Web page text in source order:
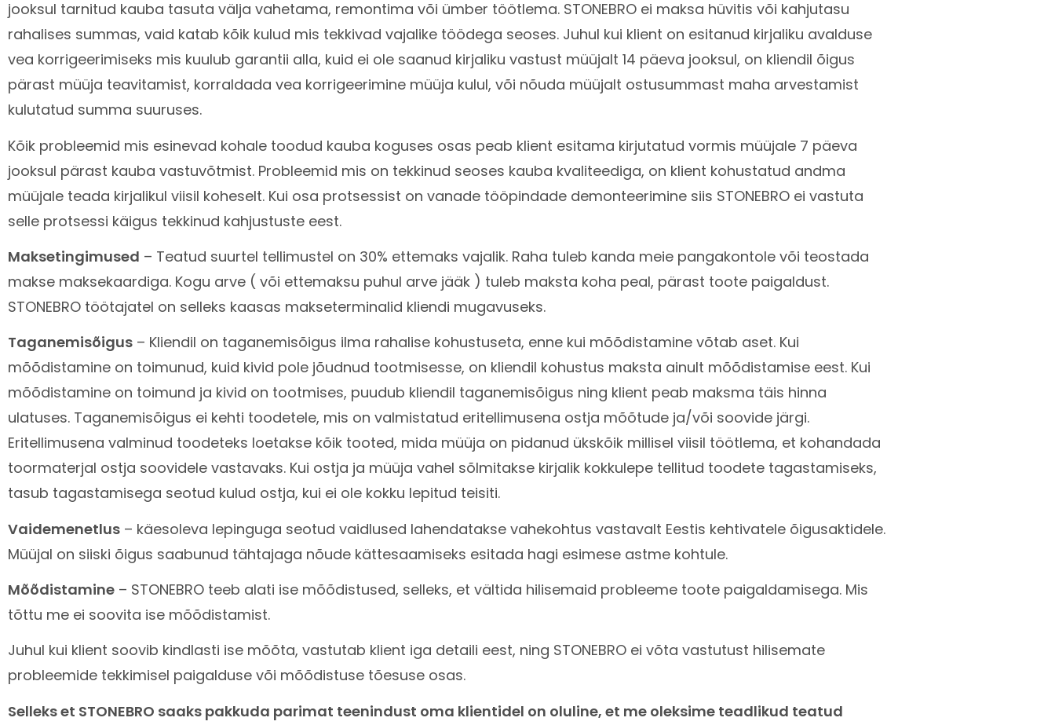
jooksul tarnitud kauba tasuta välja vahetama, remontima või ümber töötlema. STONEBRO ei maksa hüvitis või kahjutasu
rahalises summas, vaid katab kõik kulud mis tekkivad vajalike töödega seoses. Juhul kui klient on esitanud kirjaliku avalduse
vea korrigeerimiseks mis kuulub garantii alla, kuid ei ole saanud kirjaliku vastust müüjalt 14 päeva jooksul, on kliendil õigus
pärast müüja teavitamist, korraldada vea korrigeerimine müüja kulul, või nõuda müüjalt ostusummast maha arvestamist
kulutatud summa suuruses.
Kõik probleemid mis esinevad kohale toodud kauba koguses osas peab klient esitama kirjutatud vormis müüjale 7 päeva
jooksul pärast kauba vastuvõtmist. Probleemid mis on tekkinud seoses kauba kvaliteediga, on klient kohustatud andma
müüjale teada kirjalikul viisil koheselt. Kui osa protsessist on vanade tööpindade demonteerimine siis STONEBRO ei vastuta
selle protsessi käigus tekkinud kahjustuste eest.
Maksetingimused – Teatud suurtel tellimustel on 30% ettemaks vajalik. Raha tuleb kanda meie pangakontole või teostada
makse maksekaardiga. Kogu arve ( või ettemaksu puhul arve jääk ) tuleb maksta koha peal, pärast toote paigaldust.
STONEBRO töötajatel on selleks kaasas makseterminalid kliendi mugavuseks.
Taganemisõigus – Kliendil on taganemisõigus ilma rahalise kohustuseta, enne kui mõõdistamine võtab aset. Kui
mõõdistamine on toimunud, kuid kivid pole jõudnud tootmisesse, on kliendil kohustus maksta ainult mõõdistamise eest. Kui
mõõdistamine on toimund ja kivid on tootmises, puudub kliendil taganemisõigus ning klient peab maksma täis hinna
ulatuses. Taganemisõigus ei kehti toodetele, mis on valmistatud eritellimusena ostja mõõtude ja/või soovide järgi.
Eritellimusena valminud toodeteks loetakse kõik tooted, mida müüja on pidanud ükskõik millisel viisil töötlema, et kohandada
toormaterjal ostja soovidele vastavaks. Kui ostja ja müüja vahel sõlmitakse kirjalik kokkulepe tellitud toodete tagastamiseks,
tasub tagastamisega seotud kulud ostja, kui ei ole kokku lepitud teisiti.
Vaidemenetlus – käesoleva lepinguga seotud vaidlused lahendatakse vahekohtus vastavalt Eestis kehtivatele õigusaktidele.
Müüjal on siiski õigus saabunud tähtajaga nõude kättesaamiseks esitada hagi esimese astme kohtule.
Mõõdistamine – STONEBRO teeb alati ise mõõdistused, selleks, et vältida hilisemaid probleeme toote paigaldamisega. Mis
tõttu me ei soovita ise mõõdistamist.
Juhul kui klient soovib kindlasti ise mõõta, vastutab klient iga detaili eest, ning STONEBRO ei võta vastutust hilisemate
probleemide tekkimisel paigalduse või mõõdistuse tõesuse osas.
Selleks et STONEBRO saaks pakkuda parimat teenindust oma klientidel on oluline, et me oleksime teadlikud teatud